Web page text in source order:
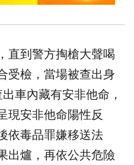
直到警方掏槍大聲喝
受檢，當場被查出身
車內藏有安非他命，
現安非他命陽性反
依毒品罪嫌移送法
出爐，再依公共危險